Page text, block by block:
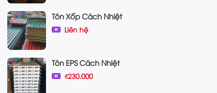
Tôn Xốp Cách Nhiệt
Liên hệ
Tôn EPS Cách Nhiệt
₫230.000